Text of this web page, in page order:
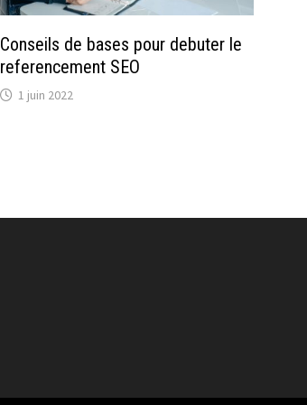
Conseils de bases pour debuter le
referencement SEO
1 juin 2022